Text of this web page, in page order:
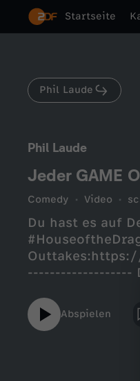
Startseite
Phil Laude
Phil Laude
Jeder GAME
Comedy Video
Du hast es auf
-------------------
https://
https://
Website:
MICH https://
Instagram -
http://
Abspielen